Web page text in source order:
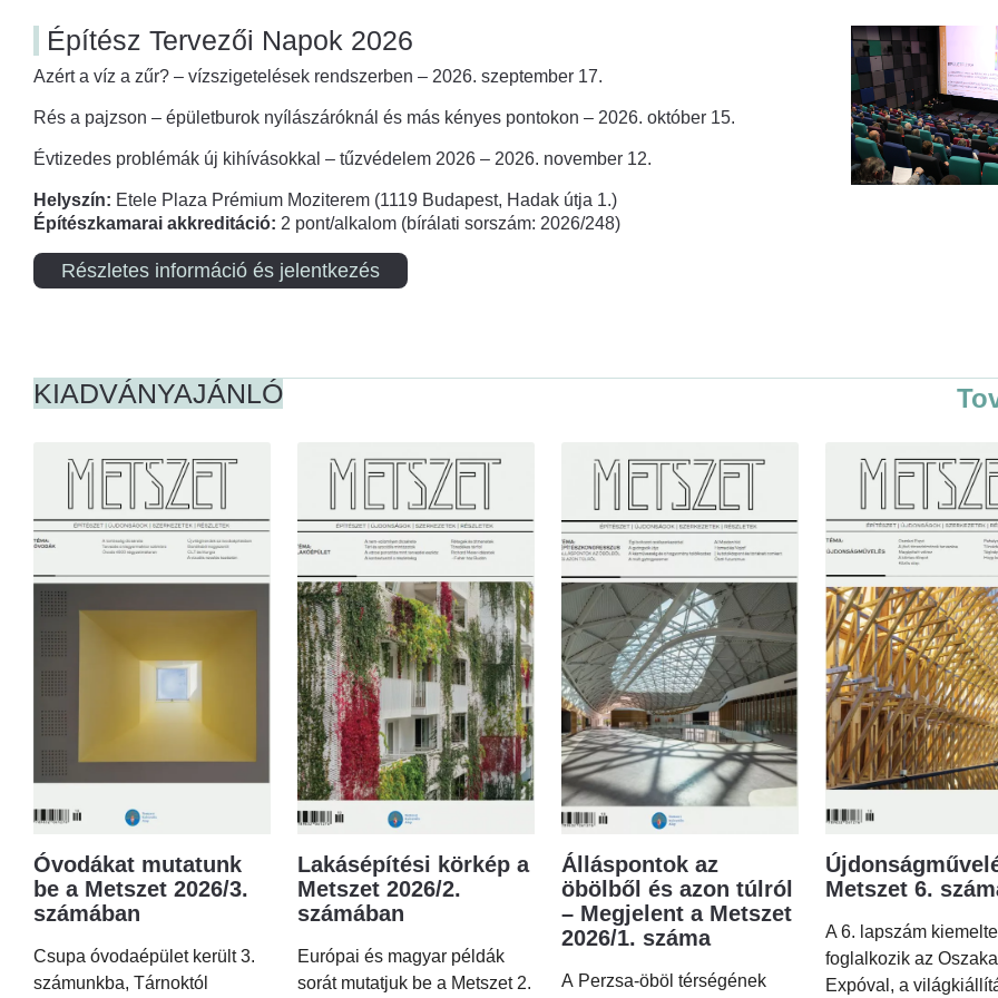
Építész Tervezői Napok 2026
Azért a víz a zűr? – vízszigetelések rendszerben – 2026. szeptember 17.
Rés a pajzson – épületburok nyílászáróknál és más kényes pontokon – 2026. október 15.
Évtizedes problémák új kihívásokkal – tűzvédelem 2026 – 2026. november 12.
Helyszín: Etele Plaza Prémium Moziterem (1119 Budapest, Hadak útja 1.)
Építészkamarai akkreditáció: 2 pont/alkalom (bírálati sorszám: 2026/248)
Részletes információ és jelentkezés
KIADVÁNYAJÁNLÓ
Óvodákat mutatunk
be a Metszet 2026/3.
számában
Csupa óvodaépület került 3.
számunkba, Tárnoktól
Lakásépítési körkép a
Metszet 2026/2.
számában
Európai és magyar példák
sorát mutatjuk be a Metszet 2.
Álláspontok az
öbölből és azon túlról
– Megjelent a Metszet
2026/1. száma
A Perzsa-öböl térségének
Metszet 6.
A 6. lapszám
foglalkozik az
Expóval, a